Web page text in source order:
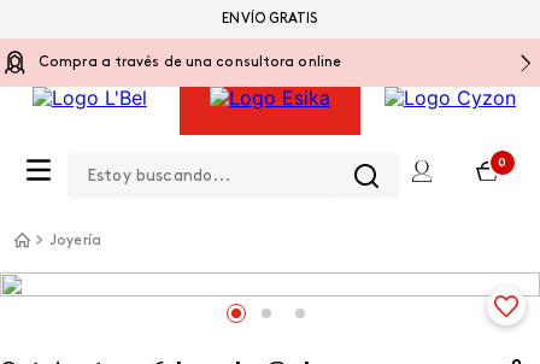
Compra a través de una consultora online
0
ENVÍO GRATIS
Joyería